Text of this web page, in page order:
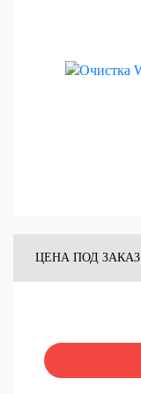
ЦЕНА ПОД ЗАКАЗ